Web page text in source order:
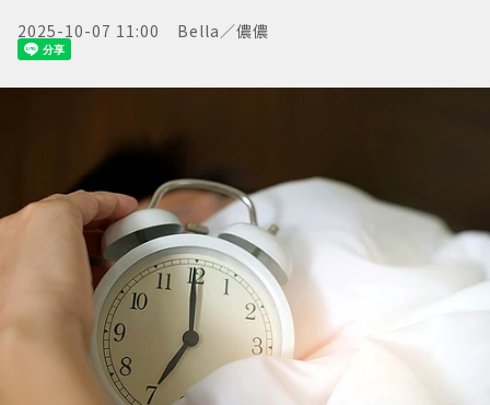
2025-10-07 11:00 Bella／儂儂